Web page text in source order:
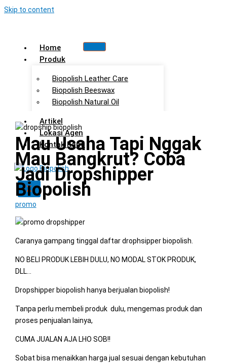
Skip to content
Home
Produk
Biopolish Leather Care
Biopolish Beeswax
Biopolish Natural Oil
Artikel
Lokasi Agen
Kontak Kami
X
Mau Usaha Tapi Nggak
Mau Bangkrut? Coba
Jadi Dropshipper
Biopolish
promo
Caranya gampang tinggal daftar drophsipper biopolish.
NO BELI PRODUK LEBIH DULU, NO MODAL STOK PRODUK,
DLL…
Dropshipper biopolish hanya berjualan biopolish!
Tanpa perlu membeli produk dulu, mengemas produk dan
proses penjualan lainya,
CUMA JUALAN AJA LHO SOB!!
Sobat bisa menaikkan harga jual sesuai dengan kebutuhan